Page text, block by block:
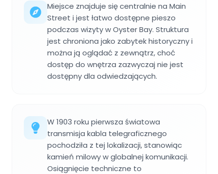
Miejsce znajduje się centralnie na Main
Street i jest łatwo dostępne pieszo
podczas wizyty w Oyster Bay. Struktura
jest chroniona jako zabytek historyczny i
można ją oglądać z zewnątrz, choć
dostęp do wnętrza zazwyczaj nie jest
dostępny dla odwiedzających.
W 1903 roku pierwsza światowa
transmisja kabla telegraficznego
pochodziła z tej lokalizacji, stanowiąc
kamień milowy w globalnej komunikacji.
Osiągnięcie techniczne to